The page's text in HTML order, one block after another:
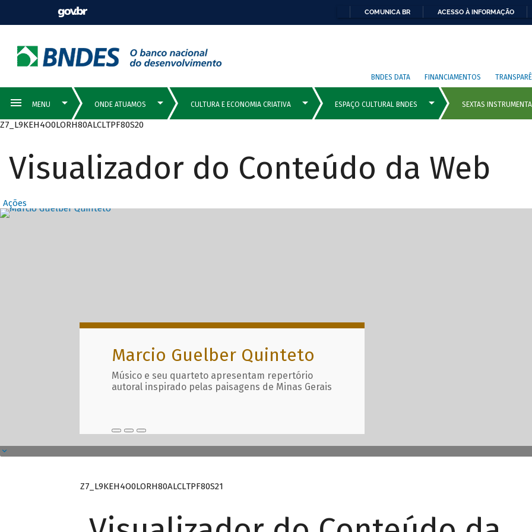
COMUNICA BR ACESSO À INFORMAÇÃO
BNDES DATA FINANCIAMENTOS
Z7_L9KEH4O0LORH80ALCLTPF80S20
Visualizador do Conteúdo da Web
Ações
Destaques Principais com
Marcio Guelber Quinteto
Músico e seu quarteto apresentam repertório
autoral inspirado pelas paisagens de Minas Gerais
Z7_L9KEH4O0LORH80ALCLTPF80S21